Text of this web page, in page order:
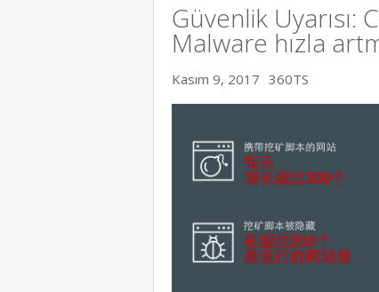
Güvenlik
Malware hızla
Kasım 9, 2017 360TS